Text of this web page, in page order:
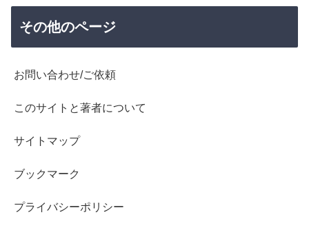
その他のページ
お問い合わせ/ご依頼
このサイトと著者について
サイトマップ
ブックマーク
プライバシーポリシー